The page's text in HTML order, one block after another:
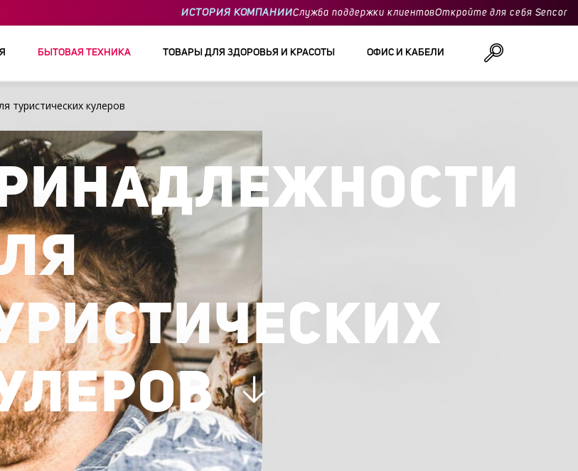
ИСТОРИЯ КОМПАНИИСлужба поддержки клиентовОткройте для себя Sencor
БЫТОВАЯ ТЕХНИКА ТОВАРЫ ДЛЯ ЗДОРОВЬЯ И КРАСОТЫ ОФИС И КАБЕЛИ
туристических кулеров